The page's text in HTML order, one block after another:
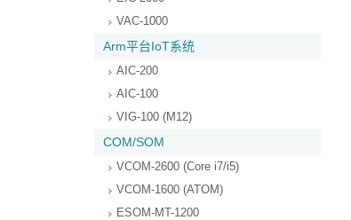
VAC-1000
Arm平台IoT系统
AIC-200
AIC-100
VIG-100 (M12)
COM/SOM
VCOM-2600 (Core i7/i5)
VCOM-1600 (ATOM)
ESOM-MT-1200